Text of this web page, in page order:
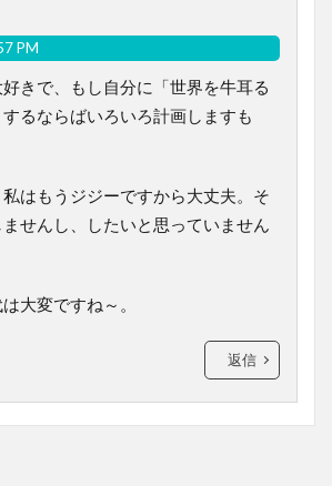
PM
きで、もし自分に「世界を牛耳る
るならばいろいろ計画しますも
はもうジジーですから大丈夫。そ
せんし、したいと思っていません
大変ですね～。
返信